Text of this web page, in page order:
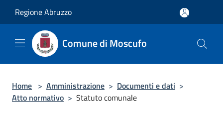
Regione Abruzzo
Comune di Moscufo
Home > Amministrazione > Documenti e dati >
Atto normativo > Statuto comunale